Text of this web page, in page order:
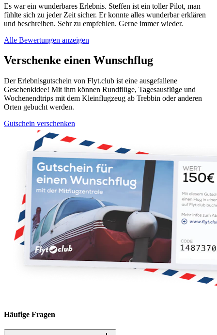
Es war ein wunderbares Erlebnis. Steffen ist ein toller Pilot, man
fühlte sich zu jeder Zeit sicher. Er konnte alles wunderbar erklären
und beschreiben. Sehr zu empfehlen. Gerne immer wieder.
Alle Bewertungen anzeigen
Verschenke einen Wunschflug
Der Erlebnisgutschein von Flyt.club ist eine ausgefallene
Geschenkidee! Mit ihm können Rundflüge, Tagesausflüge und
Wochenendtrips mit dem Kleinflugzeug ab Trebbin oder anderen
Orten gebucht werden.
Gutschein verschenken
Häufige Fragen